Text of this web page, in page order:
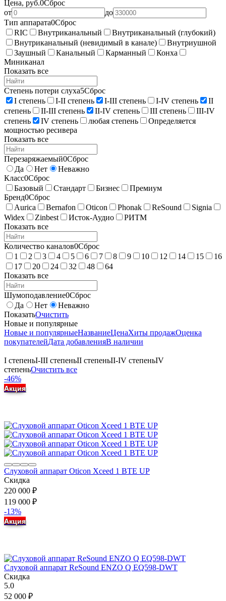
Цена, руб.0Сброс
от
до
Тип аппарата0Сброс
RIC
Внутриканальный
Внутриканальный (глубокий)
Внутриканальный (невидимый в канале)
Внутриушной
Заушный
Канальный Карманный
Конха
Миниканал
Показать все
Степень потери слуха5Сброс
I степень
I-II степень I-III степень I-IV степень
II
степень
II-III степень II-IV степень III степень
III-IV
степень
IV степень любая степень
Определяется
мощностью ресивера
Показать все
Перезаряжаемый0Сброс
Да
Нет
Неважно
Класс0Сброс
Базовый
Стандарт Бизнес
Премиум
Бренд0Сброс
Aurica
Bernafon Oticon Phonak ReSound
Signia
Widex
Zinbest Исток-Аудио
РИТМ
Показать все
Количество каналов0Сброс
1
2 3 4 5 6 7 8 9 10 12 14 15
16
17
20 24 32 48
64
Показать все
Шумоподавление0Сброс
Да
Нет
Неважно
ПоказатьОчистить
Новые и популярные
Новые и популярныеНазваниеЦенаХиты продажОценка
покупателейДата добавленияВ наличии
I степеньI-III степеньII степеньII-IV степеньIV
степеньОчистить все
-46%
Акция
Слуховой аппарат Oticon Xceed 1 BTE UP
Скидка
220 000 ₽
119 000 ₽
-13%
Акция
Слуховой аппарат ReSound ENZO Q EQ598-DWT
Скидка
5.0
52 000 ₽